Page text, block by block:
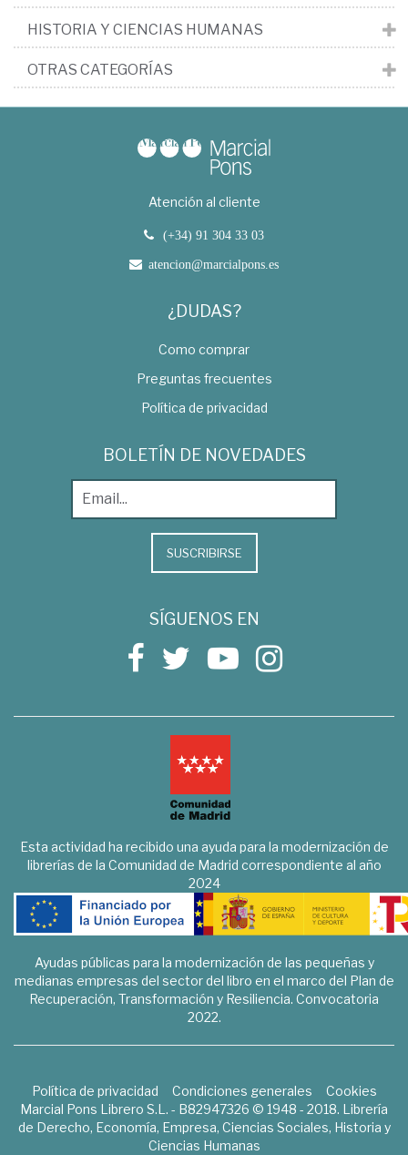
HISTORIA Y CIENCIAS HUMANAS
OTRAS CATEGORÍAS
Atención al cliente
(+34) 91 304 33 03
atencion@marcialpons.es
¿DUDAS?
Como comprar
Preguntas frecuentes
Política de privacidad
BOLETÍN DE NOVEDADES
SUSCRIBIRSE
SÍGUENOS EN
Esta actividad ha recibido una ayuda para la modernización de
librerías de la Comunidad de Madrid correspondiente al año
2024
Ayudas públicas para la modernización de las pequeñas y
medianas empresas del sector del libro en el marco del Plan de
Recuperación, Transformación y Resiliencia. Convocatoria
2022.
Política de privacidad Condiciones generales
Cookies
Marcial Pons Librero S.L. - B82947326 © 1948 - 2018. Librería
de Derecho, Economía, Empresa, Ciencias Sociales, Historia y
Ciencias Humanas